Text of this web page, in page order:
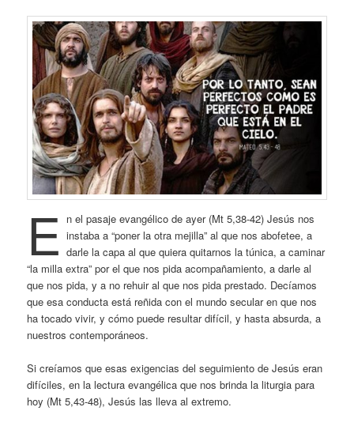
E n el pasaje evangélico de ayer (Mt 5,38-42) Jesús nos
instaba a “poner la otra mejilla” al que nos abofetee, a
darle la capa al que quiera quitarnos la túnica, a caminar
“la milla extra” por el que nos pida acompañamiento, a darle al
que nos pida, y a no rehuir al que nos pida prestado. Decíamos
que esa conducta está reñida con el mundo secular en que nos
ha tocado vivir, y cómo puede resultar difícil, y hasta absurda, a
nuestros contemporáneos.
Si creíamos que esas exigencias del seguimiento de Jesús eran
difíciles, en la lectura evangélica que nos brinda la liturgia para
hoy (Mt 5,43-48), Jesús las lleva al extremo.